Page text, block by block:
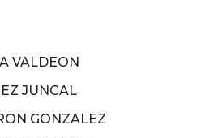
VALDEON
JUNCAL
GONZALEZ